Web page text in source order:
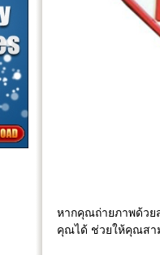
หากคุณถ่ายภาพด้วย
คุณได้ ช่วยให้คุณสาม